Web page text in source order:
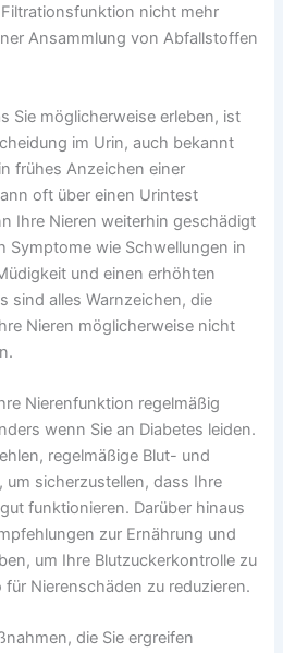
nicht mehr
Ansammlung von Abfallstoffen
Sie möglicherweise erleben, ist
im Urin, auch bekannt
frühes Anzeichen einer
oft über einen Urintest
Ihre Nieren weiterhin geschädigt
Symptome wie Schwellungen in
und einen erhöhten
sind alles Warnzeichen, die
Nieren möglicherweise nicht
Nierenfunktion regelmäßig
wenn Sie an Diabetes leiden.
regelmäßige Blut- und
sicherzustellen, dass Ihre
funktionieren. Darüber hinaus
zur Ernährung und
um Ihre Blutzuckerkontrolle zu
Nierenschäden zu reduzieren.
die Sie ergreifen